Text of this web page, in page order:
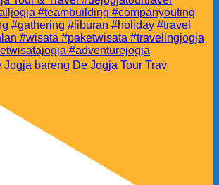
Jogja bareng De Jogja Tour Trav